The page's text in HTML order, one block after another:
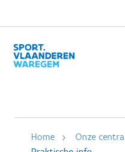
Home Onze centra